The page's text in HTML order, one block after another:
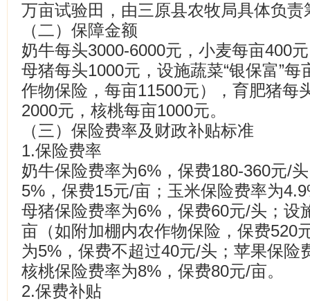
万亩试验田，由三原县农牧局具体负责
（二）保障金额
奶牛每头3000-6000元，小麦每亩400
母猪每头1000元，设施蔬菜“银保富”
作物保险，每亩11500元），育肥猪每
2000元，核桃每亩1000元。
（三）保险费率及财政补贴标准
1.保险费率
奶牛保险费率为6%，保费180-360元/
5%，保费15元/亩；玉米保险费率为
母猪保险费率为6%，保费60元/头；设
亩（如附加棚内农作物保险，保费520
为5%，保费不超过40元/头；苹果保险
核桃保险费率为8%，保费80元/亩。
2.保费补贴